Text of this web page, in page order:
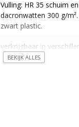
Vulling: HR 35 schuim
dacronwatten 300 g/
zwart plastic.
verkrijgbaar in
niet-vette vlekken door
BEKIJK ALLES